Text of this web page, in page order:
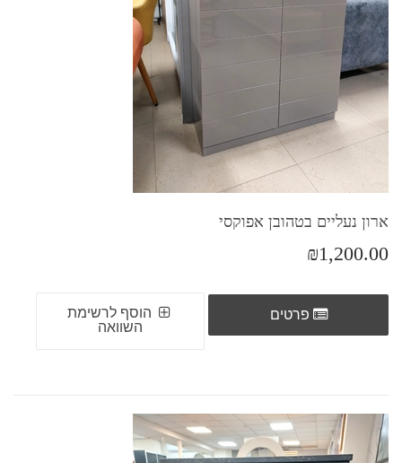
ארון נעליים בטהובן אפוקסי
₪1,200.00
פרטים
הוסף לרשימת
השוואה